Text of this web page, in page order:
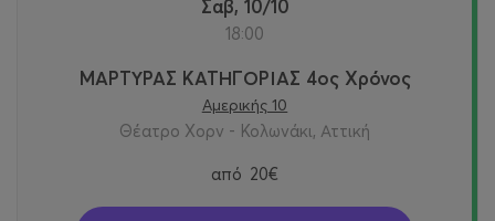
Σαβ, 10/10
18:00
ΜΑΡΤΥΡΑΣ ΚΑΤΗΓΟΡΙΑΣ 4ος Χρόνος
Αμερικής 10
Θέατρο Χορν - Κολωνάκι, Αττική
από 20€